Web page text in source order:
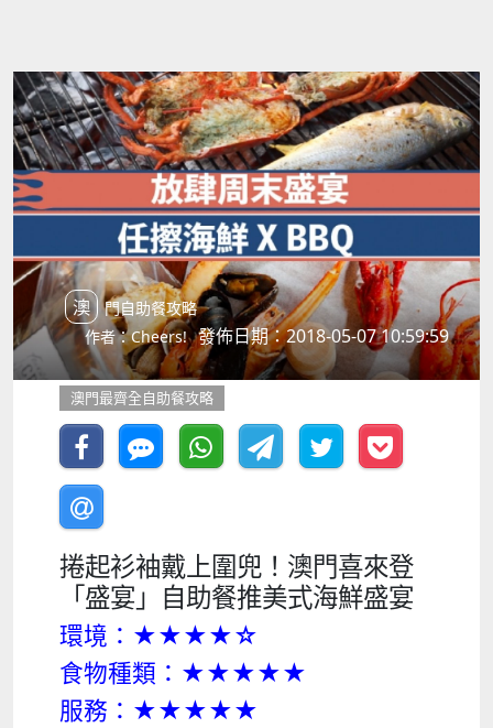
澳門自助餐攻略
作者：Cheers! 發佈日期：2018-05-07 10:59:59
澳門最齊全自助餐攻略
捲起衫袖戴上圍兜！澳門喜來登
「盛宴」自助餐推美式海鮮盛宴
環境：★★★★☆
食物種類：★★★★★
服務：★★★★★